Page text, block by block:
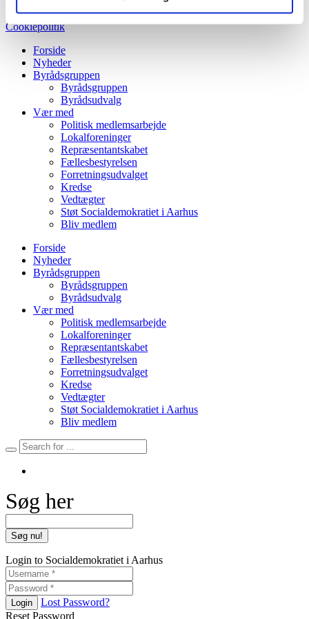
Persondatapolitik
Cookiepolitik
Forside
Nyheder
Byrådsgruppen
Byrådsgruppen
Byrådsudvalg
Vær med
Politisk medlemsarbejde
Lokalforeninger
Repræsentantskabet
Fællesbestyrelsen
Forretningsudvalget
Kredse
Vedtægter
Støt Socialdemokratiet i Aarhus
Bliv medlem
Forside
Nyheder
Byrådsgruppen
Byrådsgruppen
Byrådsudvalg
Vær med
Politisk medlemsarbejde
Lokalforeninger
Repræsentantskabet
Fællesbestyrelsen
Forretningsudvalget
Kredse
Vedtægter
Støt Socialdemokratiet i Aarhus
Bliv medlem
Søg her
Login to Socialdemokratiet i Aarhus
Login
Lost Password?
Reset Password